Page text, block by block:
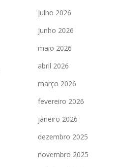
julho 2026
junho 2026
maio 2026
abril 2026
março 2026
fevereiro 2026
janeiro 2026
dezembro 2025
novembro 2025